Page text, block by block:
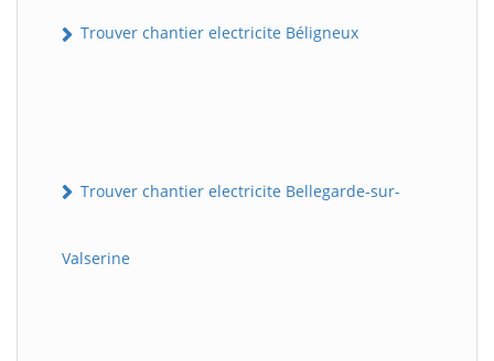
Trouver chantier electricite Béligneux
Trouver chantier electricite Bellegarde-sur-
Valserine